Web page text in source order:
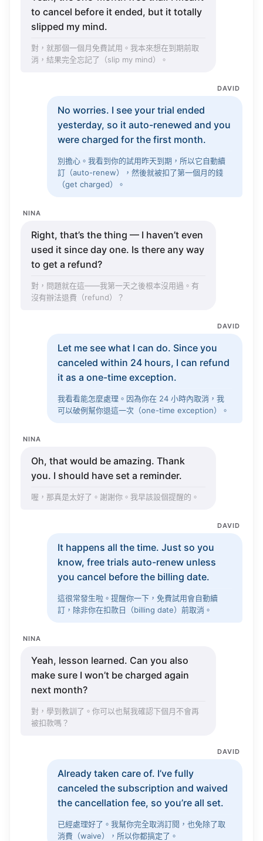
to cancel before it ended, but it totally
slipped my mind.
對，就那個一個月免費試用。我本來想在到期前取
消，結果完全忘記了（slip my mind）。
DAVID
Noworries. I see yourtrial ended
yesterday, so itauto-renewed and you
werecharged for thefirst month.
別擔心。我看到你的試用昨天到期，所以它自動續
訂（auto-renew），然後就被扣了第一個月的錢
（get charged）。
NINA
Right, that’s the thing — I haven’t even
used it since day one. Is there any way
to get a refund?
對，問題就在這——我第一天之後根本沒用過。有
沒有辦法退費（refund）？
DAVID
Let me see what I can do. Since you
canceled within 24 hours, I can refund
it as aone-time exception.
我看看能怎麼處理。因為你在 24 小時內取消，我
可以破例幫你退這一次（one-time exception）。
NINA
Oh, that would be amazing. Thank
you. I should have set a reminder.
喔，那真是太好了。謝謝你。我早該設個提醒的。
DAVID
It happens all thetime. Just so you
know,free trials auto-renew unless
youcancel before the billing date.
這很常發生啦。提醒你一下，免費試用會自動續
訂，除非你在扣款日（billing date）前取消。
NINA
Yeah, lesson learned. Can you also
make sure I won’t be charged again
next month?
對，學到教訓了。你可以也幫我確認下個月不會再
被扣款嗎？
DAVID
Already taken care of. I’ve fully
canceled the subscription andwaived
thecancellation fee, soyou’re all set.
已經處理好了。我幫你完全取消訂閱，也免除了取
消費（waive），所以你都搞定了。